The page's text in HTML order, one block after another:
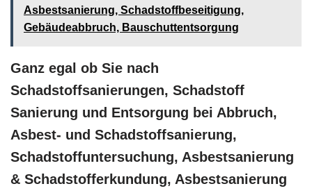
Asbestsanierung, Schadstoffbeseitigung,
Gebäudeabbruch, Bauschuttentsorgung
Ganz egal ob Sie nach
Schadstoffsanierungen, Schadstoff
Sanierung und Entsorgung bei Abbruch,
Asbest- und Schadstoffsanierung,
Schadstoffuntersuchung, Asbestsanierung
& Schadstofferkundung, Asbestsanierung